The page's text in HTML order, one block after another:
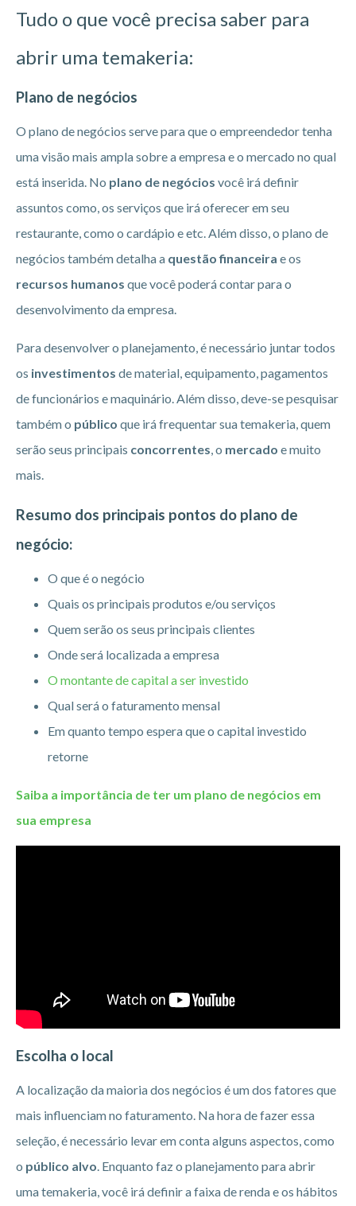
Tudo o que você precisa saber para
abrir uma temakeria:
Plano de negócios
O plano de negócios serve para que o empreendedor tenha
uma visão mais ampla sobre a empresa e o mercado no qual
está inserida. No plano de negócios você irá definir
assuntos como, os serviços que irá oferecer em seu
restaurante, como o cardápio e etc. Além disso, o plano de
negócios também detalha a questão financeira e os
recursos humanos que você poderá contar para o
desenvolvimento da empresa.
Para desenvolver o planejamento, é necessário juntar todos
os investimentos de material, equipamento, pagamentos
de funcionários e maquinário. Além disso, deve-se pesquisar
também o público que irá frequentar sua temakeria, quem
serão seus principais concorrentes, o mercado e muito
mais.
Resumo dos principais pontos do plano de
negócio:
O que é o negócio
Quais os principais produtos e/ou serviços
Quem serão os seus principais clientes
Onde será localizada a empresa
O montante de capital a ser investido
Qual será o faturamento mensal
Em quanto tempo espera que o capital investido
retorne
Saiba a importância de ter um plano de negócios em
sua empresa
Escolha o local
A localização da maioria dos negócios é um dos fatores que
mais influenciam no faturamento. Na hora de fazer essa
seleção, é necessário levar em conta alguns aspectos, como
o público alvo . Enquanto faz o planejamento para abrir
uma temakeria, você irá definir a faixa de renda e os hábitos